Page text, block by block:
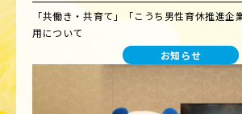
「共働き・共育て」「こうち男性育休推進企
用について
お知らせ